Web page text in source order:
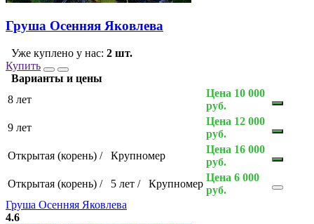
Груша Осенняя Яковлева
Уже куплено у нас: 2 шт.
Купить
Варианты и цены
8 лет
Цена 10 000
руб.
9 лет
Цена 12 000
руб.
Открытая (корень) / Крупномер
Цена 16 000
руб.
Открытая (корень) / 5 лет / Крупномер
Цена 6 000
руб.
Груша Осенняя Яковлева
4.6